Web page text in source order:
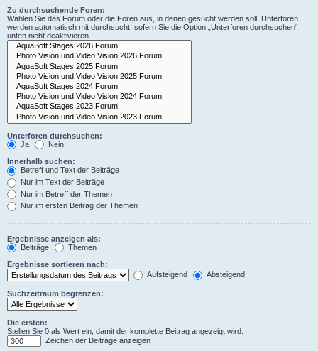
Zu durchsuchende Foren:
Wählen Sie das Forum oder die Foren aus, in denen gesucht werden soll. Unterforen
werden automatisch mit durchsucht, sofern Sie die Option „Unterforen durchsuchen“
unten nicht deaktivieren.
Unterforen durchsuchen:
Ja
Nein
Innerhalb suchen:
Betreff und Text der Beiträge
Nur im Text der Beiträge
Nur im Betreff der Themen
Nur im ersten Beitrag der Themen
Ergebnisse anzeigen als:
Beiträge
Themen
Ergebnisse sortieren nach:
Aufsteigend
Absteigend
Suchzeitraum begrenzen:
Die ersten:
Stellen Sie 0 als Wert ein, damit der komplette Beitrag angezeigt wird.
Zeichen der Beiträge anzeigen